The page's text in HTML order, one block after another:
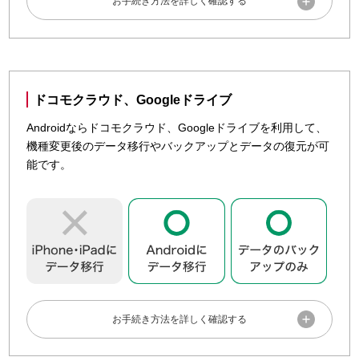
をSamsung Galaxy（Android）に移行できるサービスです。
しくは「Smart SwitchのWebサイト 」をご確認ください。
実際の操作手順を動画で確認したい方は「さわれる動画deサ
」から該当機種や「スマホのデータ（写真、連絡
先等）」を選択してご確認ください。
ドコモクラウド、Googleドライブ
Androidならドコモクラウド、Googleドライブを利用して、
機種変更後のデータ移行やバックアップとデータの復元が可
能です。